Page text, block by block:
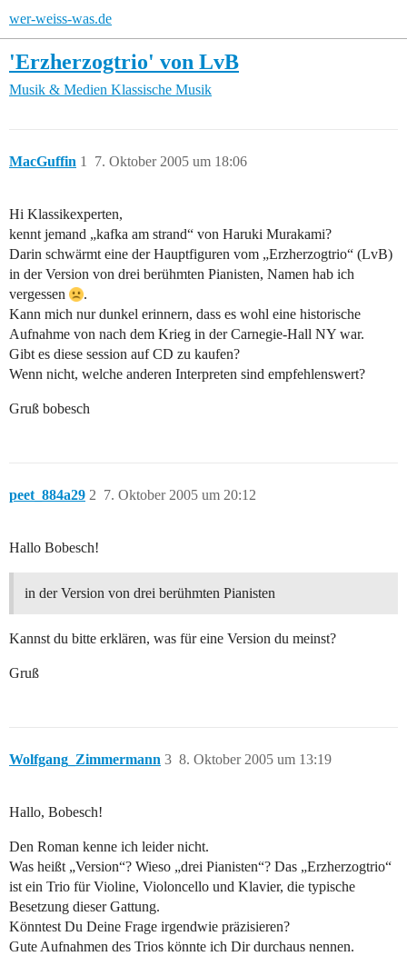
wer-weiss-was.de
'Erzherzogtrio' von LvB
Musik & Medien Klassische Musik
MacGuffin 7. Oktober 2005 um 18:06
1
Hi Klassikexperten,
kennt jemand „kafka am strand“ von Haruki Murakami?
Darin schwärmt eine der Hauptfiguren vom „Erzherzogtrio“ (LvB)
in der Version von drei berühmten Pianisten, Namen hab ich
vergessen
.
Kann mich nur dunkel erinnern, dass es wohl eine historische
Aufnahme von nach dem Krieg in der Carnegie-Hall NY war.
Gibt es diese session auf CD zu kaufen?
Wenn nicht, welche anderen Interpreten sind empfehlenswert?
Gruß bobesch
peet_884a29 7. Oktober 2005 um 20:12
2
Hallo Bobesch!
in der Version von drei berühmten Pianisten
Kannst du bitte erklären, was für eine Version du meinst?
Gruß
Wolfgang_Zimmermann 8. Oktober 2005 um 13:19
3
Hallo, Bobesch!
Den Roman kenne ich leider nicht.
Was heißt „Version“? Wieso „drei Pianisten“? Das „Erzherzogtrio“
ist ein Trio für Violine, Violoncello und Klavier, die typische
Besetzung dieser Gattung.
Könntest Du Deine Frage irgendwie präzisieren?
Gute Aufnahmen des Trios könnte ich Dir durchaus nennen.